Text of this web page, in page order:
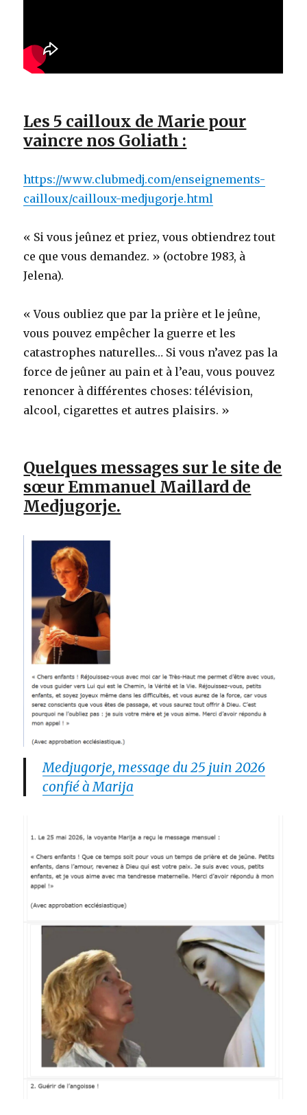
Les 5 cailloux de Marie pour
vaincre nos Goliath :
https://www.clubmedj.com/enseignements-
cailloux/cailloux-medjugorje.html
« Si vous jeûnez et priez, vous obtiendrez tout
ce que vous demandez. » (octobre 1983, à
Jelena).
« Vous oubliez que par la prière et le jeûne,
vous pouvez empêcher la guerre et les
catastrophes naturelles… Si vous n’avez pas la
force de jeûner au pain et à l’eau, vous pouvez
renoncer à différentes choses: télévision,
alcool, cigarettes et autres plaisirs. »
Quelques messages sur le site de
sœur Emmanuel Maillard de
Medjugorje.
Medjugorje, message du 25 juin 2026
confié à Marija